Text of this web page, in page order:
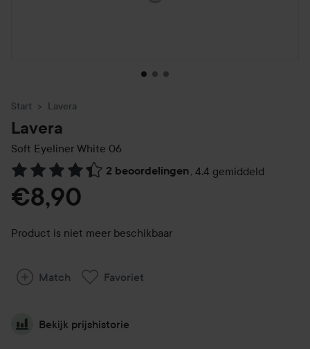
Start Lavera
Lavera
Soft Eyeliner White 06
2 beoordelingen, 4.4 gemiddeld
Ga naar Reviews & reacties
€8,90
Product is niet meer beschikbaar
Match Favoriet
Bekijk prijshistorie